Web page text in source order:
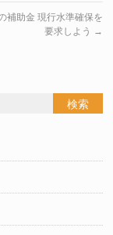
補助金 現行水準確保を
要求しよう →